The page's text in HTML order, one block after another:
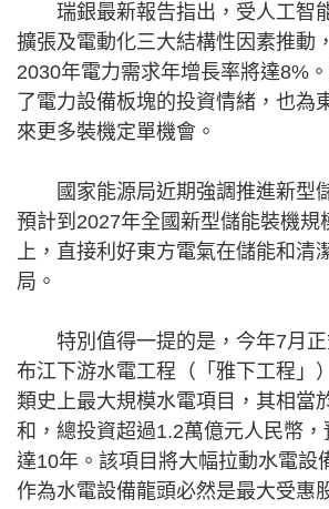
瑞銀最新報告指出，受人工智
擴張及電動化三大結構性因素推動
2030年電力需求年增長率將達8%
了電力設備板塊的投資情緒，也為
來更多裝機定單機會。
國家能源局近期強調推進新型儲
預計到2027年全國新型儲能裝機規
上，直接利好東方電氣在儲能和清
局。
特別值得一提的是，今年7月正
布江下游水電工程（「雅下工程」
類史上最大規模水電項目，其相當
和，總投資超過1.2萬億元人民幣
達10年。該項目將大幅拉動水電設
作為水電設備龍頭必然是最大受惠